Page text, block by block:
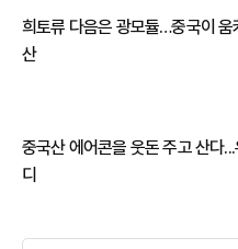
희토류 다음은 광모듈…중국이 움
산
중국산 에어콘을 웃돈 주고 산다
디